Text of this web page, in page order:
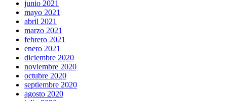
junio 2021
mayo 2021
abril 2021
marzo 2021
febrero 2021
enero 2021
diciembre 2020
noviembre 2020
octubre 2020
septiembre 2020
agosto 2020